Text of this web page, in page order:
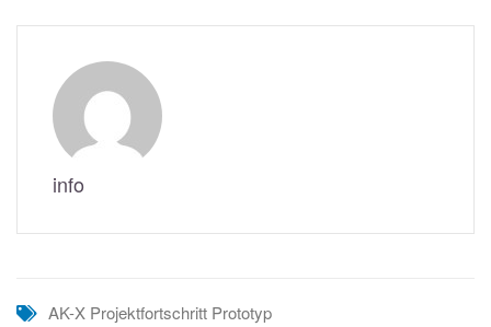
info
AK-X Projektfortschritt Prototyp